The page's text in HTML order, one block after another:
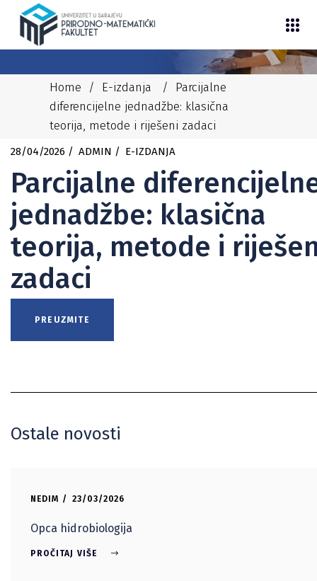
Home / E-izdanja / Parcijalne
diferencijelne jednadžbe: klasična
teorija, metode i riješeni zadaci
28/04/2026 ADMIN E-IZDANJA
Parcijalne
jednadžbe: klasična
teorija, metode i
zadaci
PREUZMITE
Ostale novosti
NEDIM 23/03/2026
Opca hidrobiologija
PROČITAJ VIŠE